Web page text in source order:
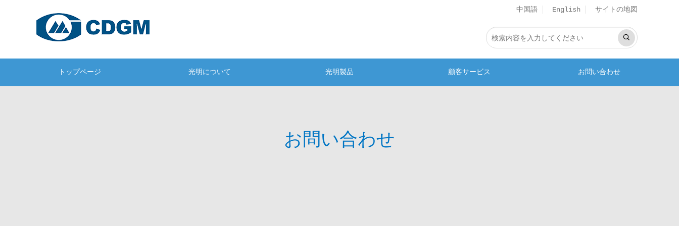
中国語 English サイトの地図
トップページ 光明について 光明製品 顧客サービス お問い合わせ
お問い合わせ